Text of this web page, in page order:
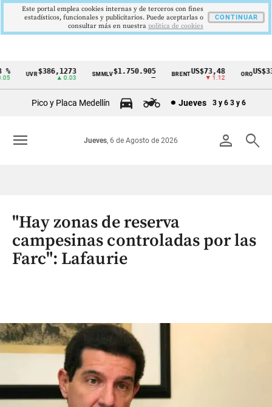
Cintillo
Colombia
UVR$386,1273
▲ 0.03
SMMLV $1.750.905 BRENTUS$73,48
▼ 1.12
ORO
Pico y Placa Medellín Jueves 3 y 6 3 y 6
person search
Jueves, 6 de Agosto de 2026
menu
"Hay zonas de reserva
campesinas controladas por las
Farc": Lafaurie
Este portal emplea cookies internas y de terceros con fines
estadísticos, funcionales y publicitarios. Puede aceptarlas o
consultar más en nuestra politica de cookies
CONTINUAR